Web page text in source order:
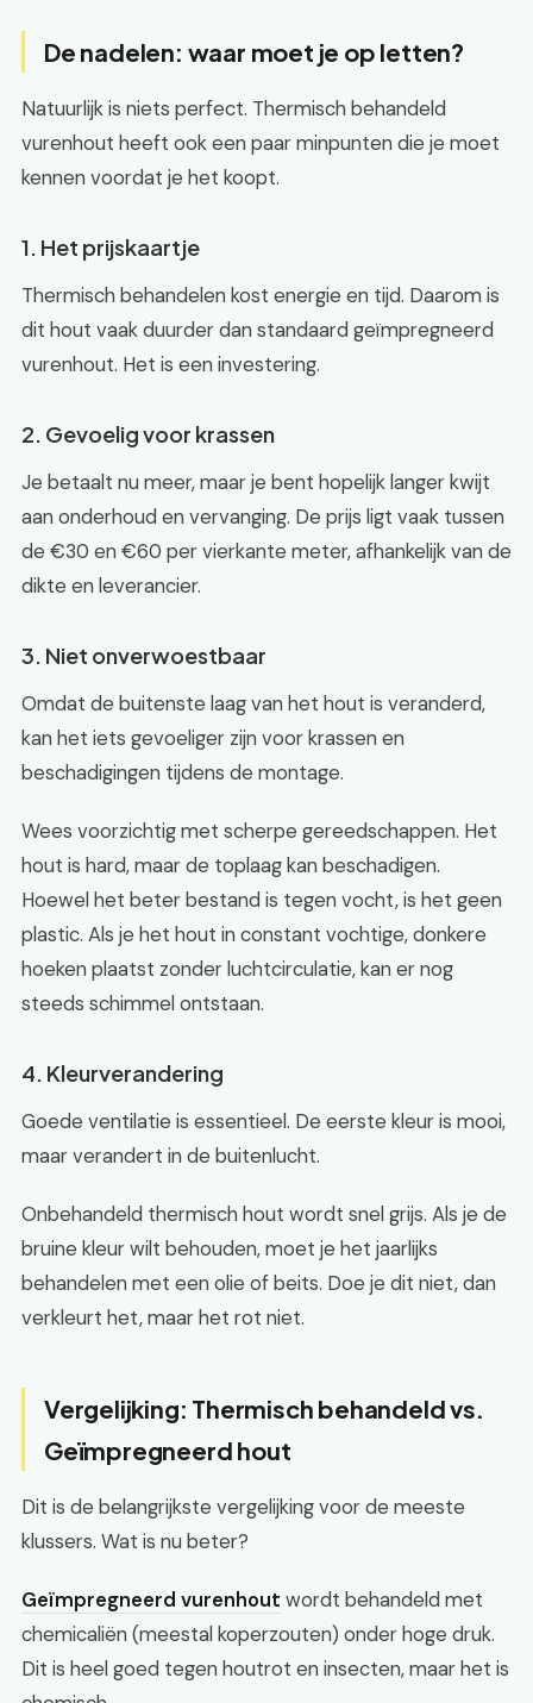
De nadelen: waar moet je op letten?
Natuurlijk is niets perfect. Thermisch behandeld
vurenhout heeft ook een paar minpunten die je moet
kennen voordat je het koopt.
1. Het prijskaartje
Thermisch behandelen kost energie en tijd. Daarom is
dit hout vaak duurder dan standaard geïmpregneerd
vurenhout. Het is een investering.
2. Gevoelig voor krassen
Je betaalt nu meer, maar je bent hopelijk langer kwijt
aan onderhoud en vervanging. De prijs ligt vaak tussen
de €30 en €60 per vierkante meter, afhankelijk van de
dikte en leverancier.
3. Niet onverwoestbaar
Omdat de buitenste laag van het hout is veranderd,
kan het iets gevoeliger zijn voor krassen en
beschadigingen tijdens de montage.
Wees voorzichtig met scherpe gereedschappen. Het
hout is hard, maar de toplaag kan beschadigen.
Hoewel het beter bestand is tegen vocht, is het geen
plastic. Als je het hout in constant vochtige, donkere
hoeken plaatst zonder luchtcirculatie, kan er nog
steeds schimmel ontstaan.
4. Kleurverandering
Goede ventilatie is essentieel. De eerste kleur is mooi,
maar verandert in de buitenlucht.
Onbehandeld thermisch hout wordt snel grijs. Als je de
bruine kleur wilt behouden, moet je het jaarlijks
behandelen met een olie of beits. Doe je dit niet, dan
verkleurt het, maar het rot niet.
Vergelijking: Thermisch behandeld vs.
Geïmpregneerd hout
Dit is de belangrijkste vergelijking voor de meeste
klussers. Wat is nu beter?
Geïmpregneerd vurenhout wordt behandeld met
chemicaliën (meestal koperzouten) onder hoge druk.
Dit is heel goed tegen houtrot en insecten, maar het is